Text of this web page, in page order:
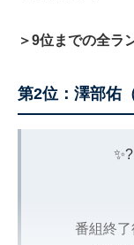
＞9位までの全ラ
第2位：澤部佑
番組終